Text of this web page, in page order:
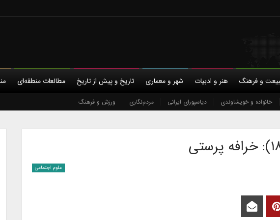
ما حمایت مالی حریم خصوصی خانواده و خویشاوندی دیاسپورای ایرانی مردم‌نگاری ورزش و فرهنگ
و فرهنگ هنر و ادبیات شهر و معماری تاریخ و پیش از تاریخ مطالعات منطقه‌ای
علوم اجتماعی